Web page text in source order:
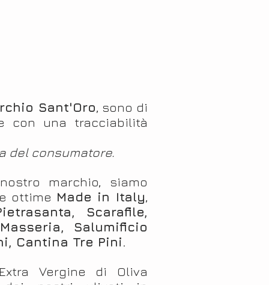
Sant'Oro, sono di
con una tracciabilità
del consumatore.
marchio, siamo
ottime Made in Italy,
Scarafile,
Salumificio
Cantina Tre Pini.
Vergine di Oliva